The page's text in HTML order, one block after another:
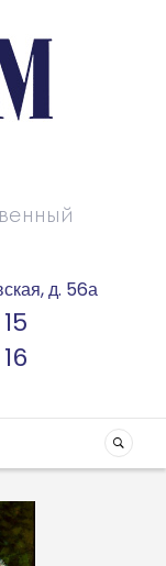
д. 56а